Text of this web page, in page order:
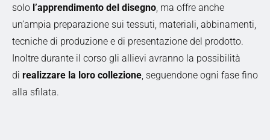
solo l’apprendimento del disegno, ma offre anche
un’ampia preparazione sui tessuti, materiali, abbinamenti,
tecniche di produzione e di presentazione del prodotto.
Inoltre durante il corso gli allievi avranno la possibilità
di realizzare la loro collezione, seguendone ogni fase fino
alla sfilata.